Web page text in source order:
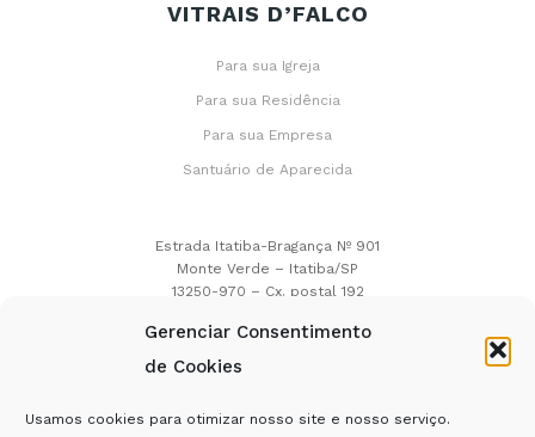
Gerenciar Consentimento
de Cookies
Usamos cookies para otimizar nosso site e nosso serviço.
VITRAIS D’FALCO
Para sua Igreja
Para sua Residência
Para sua Empresa
Santuário de Aparecida
Estrada Itatiba-Bragança Nº 901
Monte Verde – Itatiba/SP
13250-970 – Cx. postal 192
(0xx11) 4524.7322
(0xx11) 4594.1522